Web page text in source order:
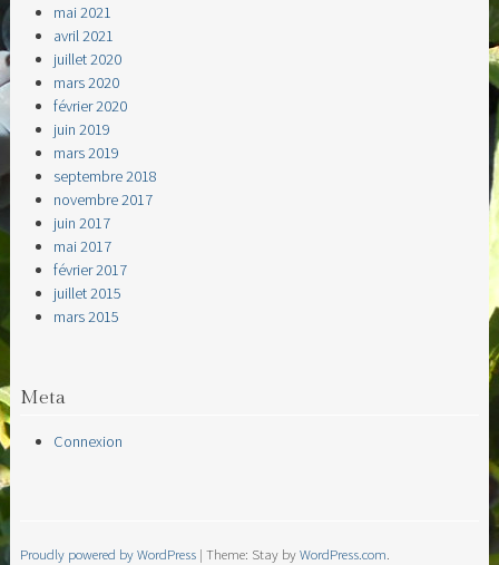
mai 2021
avril 2021
juillet 2020
mars 2020
février 2020
juin 2019
mars 2019
septembre 2018
novembre 2017
juin 2017
mai 2017
février 2017
juillet 2015
mars 2015
Meta
Connexion
Proudly powered by WordPress | Theme: Stay byWordPress.com.